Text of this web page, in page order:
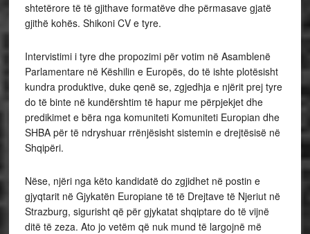
shtetërore të të gjithave formatëve dhe përmasave gjatë
gjithë kohës. Shikoni CV e tyre.
Intervistimi i tyre dhe propozimi për votim në Asamblenë
Parlamentare në Këshilin e Europës, do të ishte plotësisht
kundra produktive, duke qenë se, zgjedhja e njërit prej tyre
do të binte në kundërshtim të hapur me përpjekjet dhe
predikimet e bëra nga komuniteti Komuniteti Europian dhe
SHBA për të ndryshuar rrënjësisht sistemin e drejtësisë në
Shqipëri.
Nëse, njëri nga këto kandidatë do zgjidhet në postin e
gjyqtarit në Gjykatën Europiane të të Drejtave të Njeriut në
Strazburg, sigurisht që për gjykatat shqiptare do të vijnë
ditë të zeza. Ato jo vetëm që nuk mund të largojnë më